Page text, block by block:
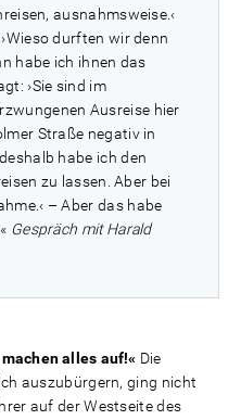
ausnahmsweise.‹
durften wir denn
habe ich ihnen das
›Sie sind im
Ausreise hier
Straße negativ in
habe ich den
zu lassen. Aber bei
– Aber das habe
Gespräch mit Harald
alles auf!« Die
auszubürgern, ging nicht
auf der Westseite des